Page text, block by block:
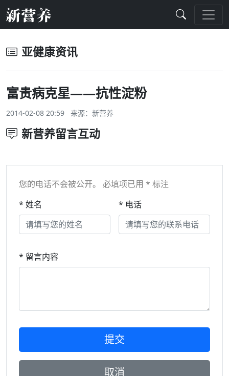
亚健康资讯
富贵病克星——抗性淀粉
2014-02-08 20:59 来源： 新营养
新营养留言互动
您的电话不会被公开。 必填项已用 * 标注
* 姓名
* 电话
* 留言内容